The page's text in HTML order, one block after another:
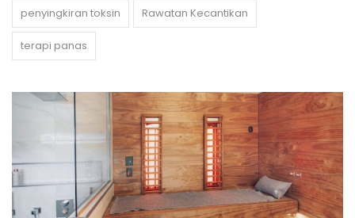
penyingkiran toksin Rawatan Kecantikan
terapi panas